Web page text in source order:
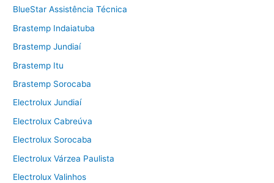
BlueStar Assistência Técnica
Brastemp Indaiatuba
Brastemp Jundiaí
Brastemp Itu
Brastemp Sorocaba
Electrolux Jundiaí
Electrolux Cabreúva
Electrolux Sorocaba
Electrolux Várzea Paulista
Electrolux Valinhos